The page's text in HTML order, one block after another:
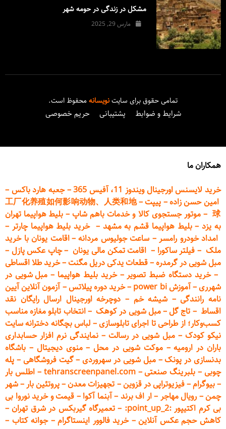
مشکل در زندگی در حومه شهر
مارس 29, 2025
تمامی حقوق برای سایتنویسانهمحفوظ است.
شرایط و ضوابط پشتیبانی حریم خصوصی
همکاران ما
خرید لایسنس اورجینال ویندوز 11، آفیس 365
–جعبه هارد باکس –
امین حسن زاده– پیپت–
工厂化养殖如何影响动物、人类和地
球
– موتور جستجوی کالا و خدمات باهم شاپ– بلیط هواپیما تهران
به یزد–بلیط هواپیما قشم به مشهد –خرید بلیط هواپیما چارتر –
امداد خودرو رامسر– ساعت جولیوس مردانه–اقامت یونان با خرید
ملک – فیلتر ساکورا – اقامت تمکن مالی یونان –چاپ عکس پازل –
مبل شویی در گرمدره–قطعاتیدکی دریل مگنت–خرید طلا اقساطی
–خرید دستگاه ضبط تصویر–خرید بلیط هواپیما –مبل شویی در
شهرری–آموزش power bi –خرید دورهپیلاتس–آزمون آنلاین آیین
نامه رانندگی– شیشه خم – دوچرخه اورجینال ارسال رایگان نقد
اقساط – تاج گل–مبل شویی در کوهک–انتخاب تابلو مغازه مناسب
کسب‌وکار؛ از طراحی تا اجرای تابلوسازی– لباس بچگانه دخترانه سایت
نیکو کودک – مبل شویی در رسالت – نمایندگی نرم افزار حسابداری
باران در ارومیه–موکت شویی در محل–منوی دیجیتال – باشگاه
بدنسازی در پونک–مبل شویی در سهروردی–گیت فروشگاهی – پله
چوبی – بلبرینگ صنعتی–
tehranscreenpanel.com
–اطلس بار
–بیوگرام–فیزیوتراپی در قزوین– تجهیزات معدن–پروتئین بار–شهر
چمن– رویال مهاجر –ار اف برند –آبنما آکوا – قیمت و خرید نوروا بی
بی کرم اکتیپور :point_up_2:
– تعمیرگاه گیربکس در شرق تهران–
کاهش حجم عکس آنلاین–خرید فالوور اینستاگرام–جوانه کتاب –